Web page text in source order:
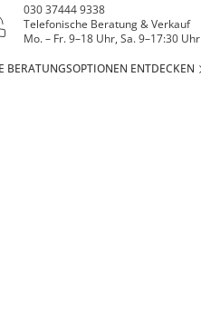
030 37444 9338
Telefonische Beratung & Verkauf
Mo. – Fr. 9–18 Uhr, Sa. 9–17:30 Uhr
BERATUNGSOPTIONEN ENTDECKEN